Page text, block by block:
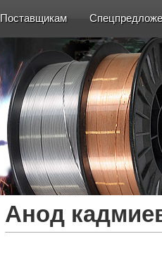
Поставщикам
Анод